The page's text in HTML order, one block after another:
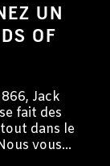
UN
OF
Jack
fait des
dans le
vous